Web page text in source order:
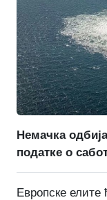
Немачка
податке о
Европске